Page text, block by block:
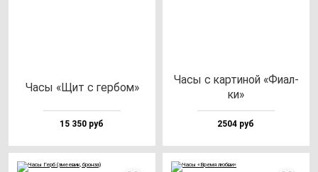
Часы «Щит с гер­бом»
15 350 руб
Часы с кар­ти­ной «Фиал­
ки»
2504 руб